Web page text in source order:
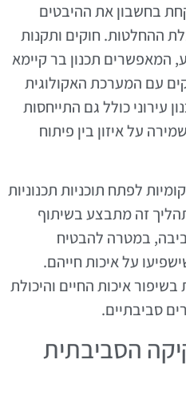
בחשבון את ההיבטים
ההחלטות. חוקים ותקנות
המאפשרים תכנון בר קיימא
עם המערכת האקולוגית
עירוני כולל גם התייחסות
על איזון בין פיתוח
לפתח תוכניות תכנוניות
זה מתבצע בשיתוף
במטרה להבטיח
על איכות חייהם.
איכות החיים והיכולת
סביבתיים.
הסביבתית